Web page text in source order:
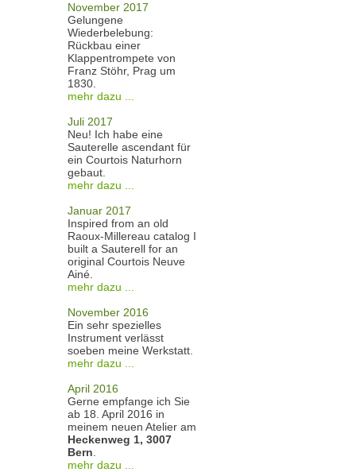
November 2017
Gelungene
Wiederbelebung:
Rückbau einer
Klappentrompete von
Franz Stöhr, Prag um
1830.
mehr dazu ...
Juli 2017
Neu! Ich habe eine
Sauterelle ascendant für
ein Courtois Naturhorn
gebaut.
mehr dazu ...
Januar 2017
Inspired from an old
Raoux-Millereau catalog I
built a Sauterell for an
original Courtois Neuve
Ainé.
mehr dazu ...
November 2016
Ein sehr spezielles
Instrument verlässt
soeben meine Werkstatt.
mehr dazu ...
April 2016
Gerne empfange ich Sie
ab 18. April 2016 in
meinem neuen Atelier am
Heckenweg 1, 3007
Bern
mehr dazu ...